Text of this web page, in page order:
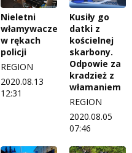
Nieletni
włamywacze
w rękach
policji
REGION
2020.08.13
12:31
Kusiły go
datki z
kościelnej
skarbony.
Odpowie za
kradzież z
włamaniem
REGION
2020.08.05
07:46